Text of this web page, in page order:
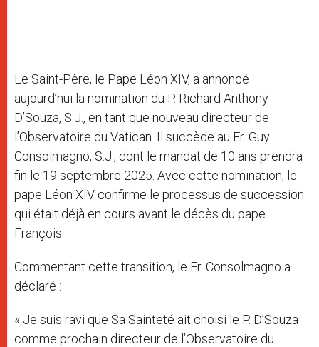
Le Saint-Père, le Pape Léon XIV, a annoncé
aujourd’hui la nomination du P. Richard Anthony
D’Souza, S.J., en tant que nouveau directeur de
l’Observatoire du Vatican. Il succède au Fr. Guy
Consolmagno, S.J., dont le mandat de 10 ans prendra
fin le 19 septembre 2025. Avec cette nomination, le
pape Léon XIV confirme le processus de succession
qui était déjà en cours avant le décès du pape
François.
Commentant cette transition, le Fr. Consolmagno a
déclaré :
« Je suis ravi que Sa Sainteté ait choisi le P. D’Souza
comme prochain directeur de l’Observatoire du